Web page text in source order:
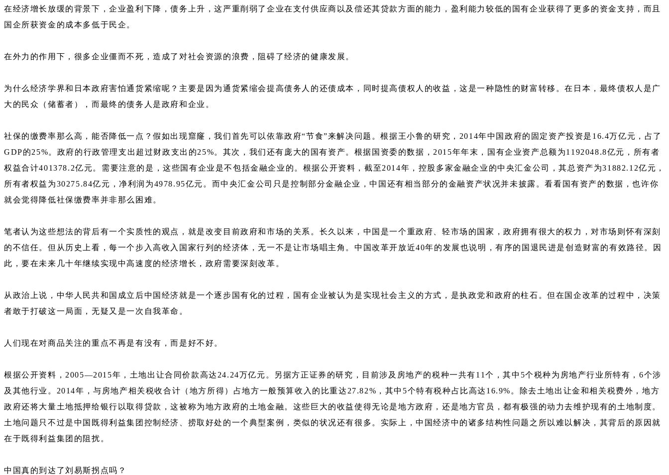
在经济增长放缓的背景下，企业盈利下降，债务上升，这严重削弱了企业在支付供应商以及偿还其贷款方面的能力，盈利能力较低的国有企业获得了更多的资金支持，而且
国企所获资金的成本多低于民企。
在外力的作用下，很多企业僵而不死，造成了对社会资源的浪费，阻碍了经济的健康发展。
为什么经济学界和日本政府害怕通货紧缩呢？主要是因为通货紧缩会提高债务人的还债成本，同时提高债权人的收益，这是一种隐性的财富转移。在日本，最终债权人是广
大的民众（储蓄者），而最终的债务人是政府和企业。
社保的缴费率那么高，能否降低一点？假如出现窟窿，我们首先可以依靠政府“节食”来解决问题。根据王小鲁的研究，2014年中国政府的固定资产投资是16.4万亿元，占了
GDP的25%。政府的行政管理支出超过财政支出的25%。其次，我们还有庞大的国有资产。根据国资委的数据，2015年年末，国有企业资产总额为1192048.8亿元，所有者
权益合计401378.2亿元。需要注意的是，这些国有企业是不包括金融企业的。根据公开资料，截至2014年，控股多家金融企业的中央汇金公司，其总资产为31882.12亿元，
所有者权益为30275.84亿元，净利润为4978.95亿元。而中央汇金公司只是控制部分金融企业，中国还有相当部分的金融资产状况并未披露。看看国有资产的数据，也许你
就会觉得降低社保缴费率并非那么困难。
笔者认为这些想法的背后有一个实质性的观点，就是改变目前政府和市场的关系。长久以来，中国是一个重政府、轻市场的国家，政府拥有很大的权力，对市场则怀有深刻
的不信任。但从历史上看，每一个步入高收入国家行列的经济体，无一不是让市场唱主角。中国改革开放近40年的发展也说明，有序的国退民进是创造财富的有效路径。因
此，要在未来几十年继续实现中高速度的经济增长，政府需要深刻改革。
从政治上说，中华人民共和国成立后中国经济就是一个逐步国有化的过程，国有企业被认为是实现社会主义的方式，是执政党和政府的柱石。但在国企改革的过程中，决策
者敢于打破这一局面，无疑又是一次自我革命。
人们现在对商品关注的重点不再是有没有，而是好不好。
根据公开资料，2005—2015年，土地出让合同价款高达24.24万亿元。另据方正证券的研究，目前涉及房地产的税种一共有11个，其中5个税种为房地产行业所特有，6个涉
及其他行业。2014年，与房地产相关税收合计（地方所得）占地方一般预算收入的比重达27.82%，其中5个特有税种占比高达16.9%。除去土地出让金和相关税费外，地方
政府还将大量土地抵押给银行以取得贷款，这被称为地方政府的土地金融。这些巨大的收益使得无论是地方政府，还是地方官员，都有极强的动力去维护现有的土地制度。
土地问题只不过是中国既得利益集团控制经济、捞取好处的一个典型案例，类似的状况还有很多。实际上，中国经济中的诸多结构性问题之所以难以解决，其背后的原因就
在于既得利益集团的阻扰。
中国真的到达了刘易斯拐点吗？